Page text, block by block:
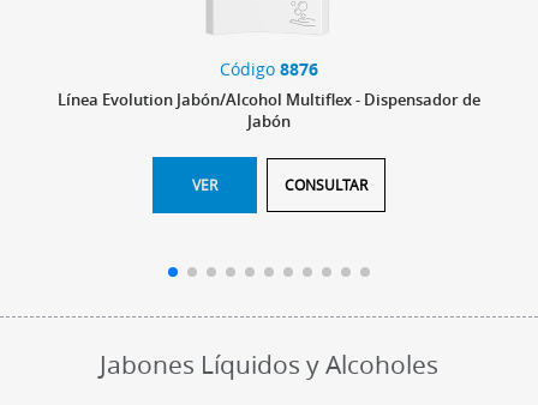
Código 8876
Línea Evolution Jabón/Alcohol Multiflex - Dispensador de
Jabón
VER CONSULTAR
Jabones Líquidos y Alcoholes